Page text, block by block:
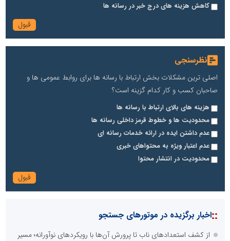
کاهش هزینه های درج خبر در رسانه ها
نظرسنجی
اصلی ترین مشکلات بخش ارتباط با رسانه ها برای روابط عمومی ها و
صاحبان کسب و کار کدام گزینه است؟
هزینه های بالای ارتباط با رسانه ها
محدودیت ها و خطوط قرمز داخلی رسانه ها
عدم داشتن ایده در ارائه خدمات رسانه ای
عدم اعتبار ویژه به محتواهای خبری
محدودیت در انتشار محتوا
::اخبار برگزیده در موتورهای جستجو
از کشف استعدادهای ناب تا پرورش آن‌ها با رویکردهای نوآورانه؛ مسیر